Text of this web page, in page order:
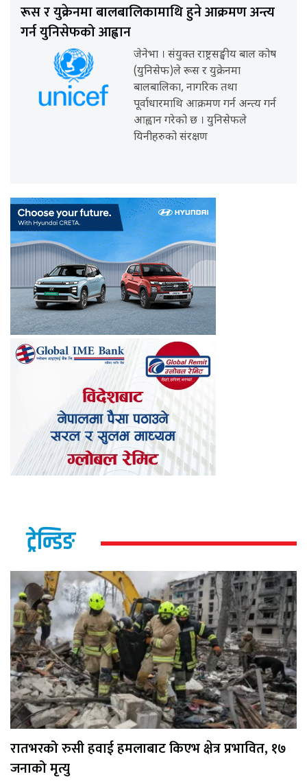
रूस र युक्रेनमा बालबालिकामाथि हुने आक्रमण अन्त्य
गर्न युनिसेफको आह्वान
जेनेभा । संयुक्त राष्ट्रसङ्घीय बाल कोष
(युनिसेफ)ले रूस र युक्रेनमा
बालबालिका, नागरिक तथा
पूर्वाधारमाथि आक्रमण गर्न अन्त्य गर्न
आह्वान गरेको छ । युनिसेफले
यिनीहरुको संरक्षण
ट्रेन्डिङ
रातभरको रुसी हवाई हमलाबाट किएभ क्षेत्र प्रभावित, १७
जनाको मृत्यु